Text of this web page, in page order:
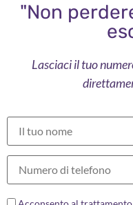
"Non
Lasciaci il tuo